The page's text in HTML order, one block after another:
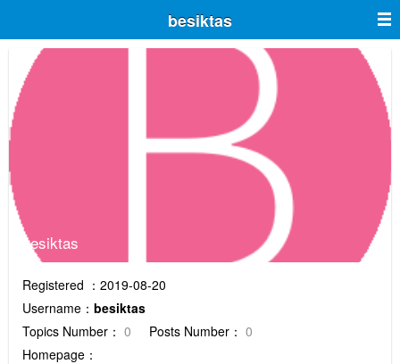
besiktas
besiktas
Registered ：2019-08-20
Username： besiktas
Topics Number： 0 Posts Number： 0
Homepage：